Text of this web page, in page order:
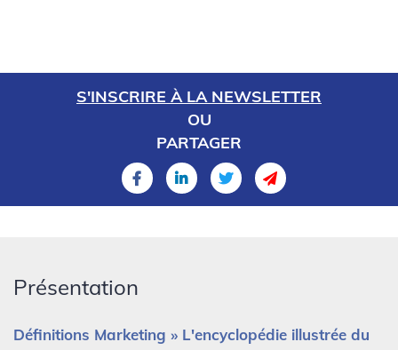
S'INSCRIRE À LA NEWSLETTER
OU
PARTAGER
Présentation
Définitions Marketing » L'encyclopédie illustrée du